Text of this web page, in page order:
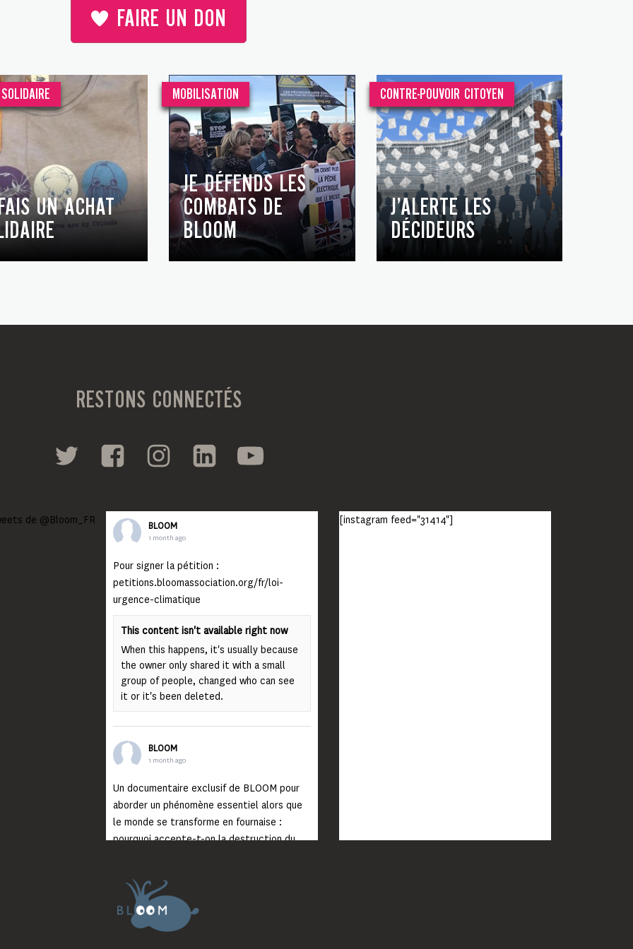
FAIRE UN DON
UN ACHAT
MOBILISATION
JE DÉFENDS LES
COMBATS DE
BLOOM
CONTRE-POUVOIR CITOYEN
J’ALERTE LES
DÉCIDEURS
RESTONS CONNECTÉS
de @Bloom_FR BLOOM
1 month ago
Pour signer la pétition :
petitions.bloomassociation.org/fr/loi-
urgence-climatique
This content isn't available right now
When this happens, it's usually because
the owner only shared it with a small
group of people, changed who can see
it or it's been deleted.
BLOOM
1 month ago
Un documentaire exclusif de BLOOM pour
aborder un phénomène essentiel alors que
le monde se transforme en fournaise :
pourquoi accepte-t-on la destruction du
Lisez jusqu’au bout et rendez-vous sur
notre chaîne Youtube (lien en bio) pour
découvrir un film qui génèrera deux choses
importantes : des conversations
[instagram feed="31414"]